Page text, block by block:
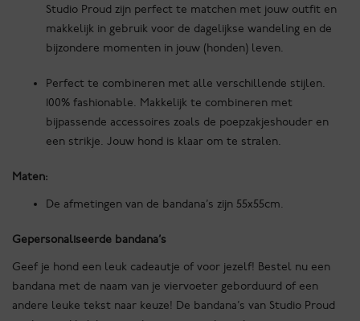
Studio Proud zijn perfect te matchen met jouw outfit en
makkelijk in gebruik voor de dagelijkse wandeling en de
bijzondere momenten in jouw (honden) leven.
Perfect te combineren met alle verschillende stijlen.
100% fashionable. Makkelijk te combineren met
bijpassende accessoires zoals de poepzakjeshouder en
een strikje. Jouw hond is klaar om te stralen.
Maten:
De afmetingen van de bandana’s zijn 55x55cm.
Gepersonaliseerde bandana’s
Geef je hond een leuk cadeautje of voor jezelf! Bestel nu een
bandana met de naam van je viervoeter geborduurd of een
andere leuke tekst naar keuze! De bandana’s van Studio Proud